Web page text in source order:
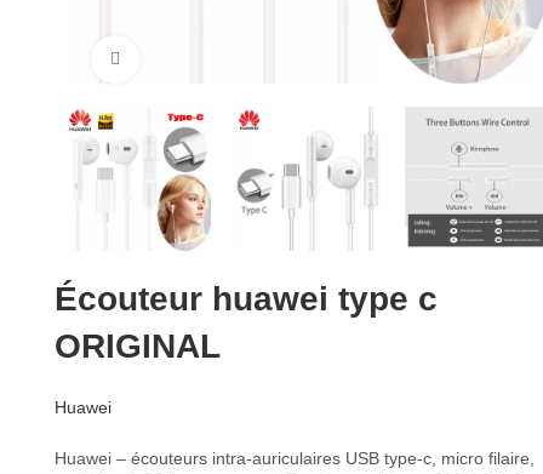
Écouteur huawei type c
ORIGINAL
Huawei
Huawei – écouteurs intra-auriculaires USB type-c, micro filaire,